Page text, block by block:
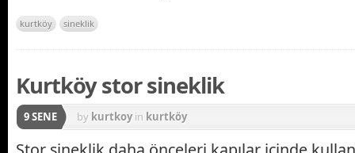
kurtköy sineklik
Kurtköy stor sineklik
9 SENE by kurtkoy in kurtköy